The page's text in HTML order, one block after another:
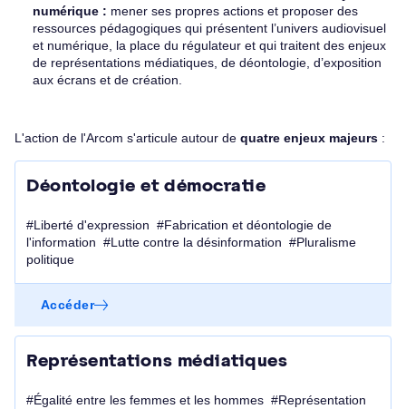
numérique : mener ses propres actions et proposer des
ressources pédagogiques qui présentent l’univers audiovisuel
et numérique, la place du régulateur et qui traitent des enjeux
de représentations médiatiques, de déontologie, d’exposition
aux écrans et de création.
L'action de l'Arcom s'articule autour de quatre enjeux majeurs :
Déontologie et démocratie
#Liberté d'expression #Fabrication et déontologie de
l'information #Lutte contre la désinformation #Pluralisme
politique
Accéder
Représentations médiatiques
#Égalité entre les femmes et les hommes #Représentation